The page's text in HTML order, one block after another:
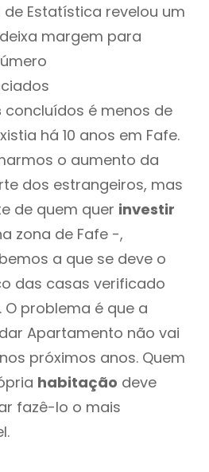
Estatística revelou um
margem para
concluídos é menos de
há 10 anos em Fafe.
o aumento da
dos estrangeiros, mas
de quem quer investir
zona de Fafe -,
a que se deve o
das casas verificado
problema é que a
Apartamento não vai
próximos anos. Quem
habitação deve
fazê-lo o mais